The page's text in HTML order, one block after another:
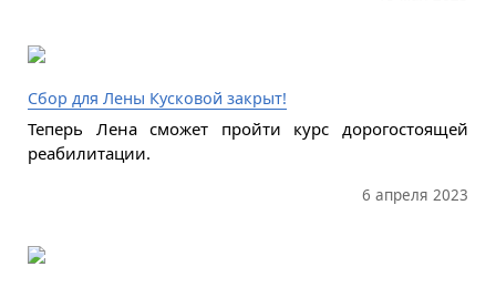
Сбор для Лены Кусковой закрыт!
Теперь Лена сможет пройти курс дорогостоящей
реабилитации.
6 апреля 2023